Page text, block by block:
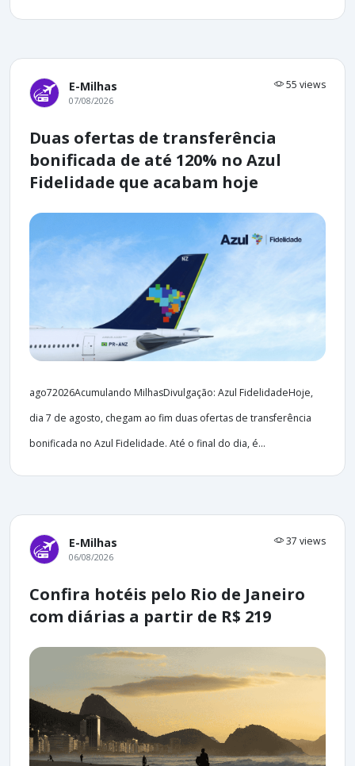
E-Milhas 55 views
07/08/2026
Duas ofertas de transferência
bonificada de até 120% no Azul
Fidelidade que acabam hoje
ago72026Acumulando MilhasDivulgação: Azul FidelidadeHoje,
dia 7 de agosto, chegam ao fim duas ofertas de transferência
bonificada no Azul Fidelidade. Até o final do dia, é...
E-Milhas 37 views
06/08/2026
Confira hotéis pelo Rio de Janeiro
com diárias a partir de R$ 219